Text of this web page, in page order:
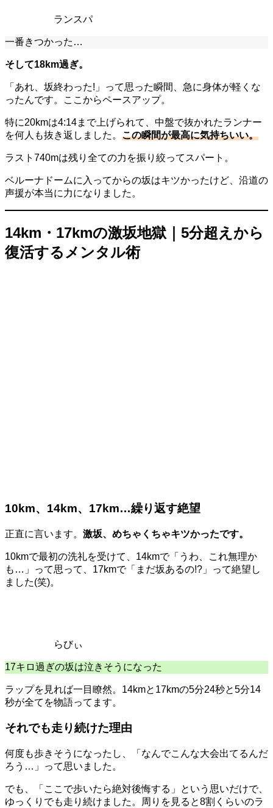
ランスパ
一番きつかった…
そして18km過ぎ。
「あれ、坂終わった!」って思った瞬間、急に身体が軽くな
ったんです。ここからペースアップ。
特に20kmは4:14まで上げられて、中盤で抜かれたランナー
を何人も抜き返しました。 この瞬間が最高に気持ちいい。
ラスト740mは残り全ての力を振り絞ってスパート。
ベルーナドームに入ってからの坂はキツかったけど、沿道の
声援が本当に力になりました。
14km・17kmの激坂地獄｜5分超えから
復活するメンタル術
10km、14km、17km…繰り返す絶望
正直に言います。 激坂、めちゃくちゃキツかったです。
10kmで最初の洗礼を受けて、14kmで「うわ、これ無理か
も…」って思って、17kmで「まだ坂あるの!?」って絶望し
ました(笑)。
らびぃ
17キロ過ぎの坂は泣きそうになった
ラップを見れば一目瞭然。14kmと17kmの5分24秒と5分14
秒が全てを物語ってます。
それでも走り続けた理由
何度も歩きそうになったし、「なんでこんな大会出てるんだ
ろう…」って思いました。
でも、「ここで歩いたら絶対後悔する」という思いだけで、
ゆっくりでも走り続けました。周りを見ると8割くらいのラ